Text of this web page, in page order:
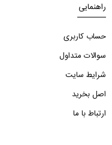
راهنمایی
حساب کاربری
سوالات متداول
شرایط سایت
اصل بخرید
ارتباط با ما